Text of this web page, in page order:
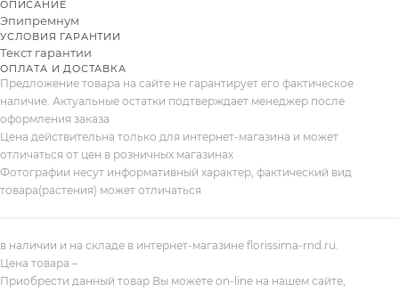
ОПИСАНИЕ
Эпипремнум
УСЛОВИЯ ГАРАНТИИ
Текст гарантии
ОПЛАТА И ДОСТАВКА
Предложение товара на сайте не гарантирует его фактическое
наличие. Актуальные остатки подтверждает менеджер после
оформления заказа
Цена действительна только для интернет-магазина и может
отличаться от цен в розничных магазинах
Фотографии несут информативный характер, фактический вид
товара(растения) может отличаться
в наличии и на складе в интернет-магазине florissima-rnd.ru.
Цена товара –
Приобрести данный товар Вы можете on-line на нашем сайте,